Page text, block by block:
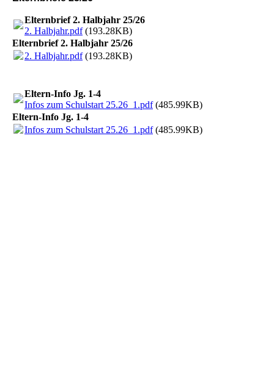
Elternbrief 2. Halbjahr 25/26
2. Halbjahr.pdf(193.28KB)
Elternbrief 2. Halbjahr 25/26
2. Halbjahr.pdf(193.28KB)
Eltern-Info Jg. 1-4
Infos zum Schulstart 25.26_1.pdf(485.99KB)
Eltern-Info Jg. 1-4
Infos zum Schulstart 25.26_1.pdf(485.99KB)